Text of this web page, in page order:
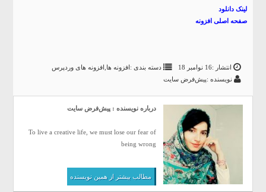
لینک دانلود
صفحه اصلی افزونه
انتشار :16 نوامبر 18 دسته بندی :افزونه ها افزونه های وردپرس
نویسنده :پیش‌فرض سایت
درباره نویسنده : پیش‌فرض سایت
To live a creative life, we must lose our fear of
being wrong
مطالب بیشتر از همین نویسنده